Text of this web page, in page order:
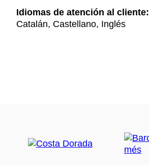
Idiomas de atención al cliente:
Catalán, Castellano, Inglés